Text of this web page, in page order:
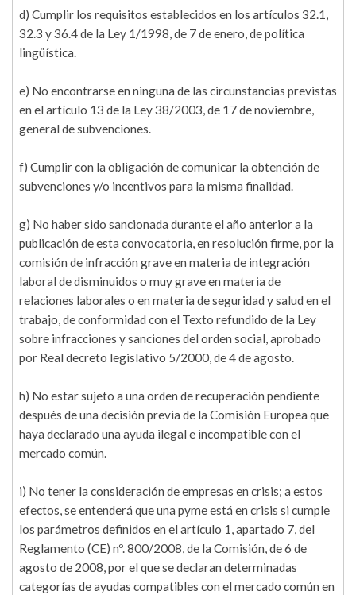
d) Cumplir los requisitos establecidos en los artículos 32.1,
32.3 y 36.4 de la Ley 1/1998, de 7 de enero, de política
lingüística.
e) No encontrarse en ninguna de las circunstancias previstas
en el artículo 13 de la Ley 38/2003, de 17 de noviembre,
general de subvenciones.
f) Cumplir con la obligación de comunicar la obtención de
subvenciones y/o incentivos para la misma finalidad.
g) No haber sido sancionada durante el año anterior a la
publicación de esta convocatoria, en resolución firme, por la
comisión de infracción grave en materia de integración
laboral de disminuidos o muy grave en materia de
relaciones laborales o en materia de seguridad y salud en el
trabajo, de conformidad con el Texto refundido de la Ley
sobre infracciones y sanciones del orden social, aprobado
por Real decreto legislativo 5/2000, de 4 de agosto.
h) No estar sujeto a una orden de recuperación pendiente
después de una decisión previa de la Comisión Europea que
haya declarado una ayuda ilegal e incompatible con el
mercado común.
i) No tener la consideración de empresas en crisis; a estos
efectos, se entenderá que una pyme está en crisis si cumple
los parámetros definidos en el artículo 1, apartado 7, del
Reglamento (CE) nº. 800/2008, de la Comisión, de 6 de
agosto de 2008, por el que se declaran determinadas
categorías de ayudas compatibles con el mercado común en